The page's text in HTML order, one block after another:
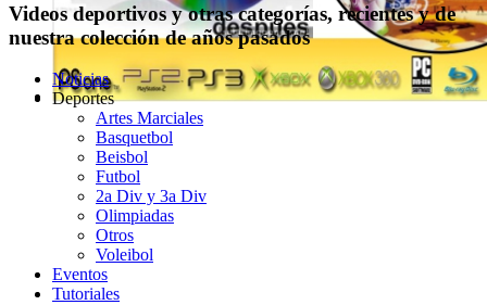
Videos deportivos y otras categorías, recientes y de
nuestra colección de años pasados
Noticias
Deportes
Artes Marciales
Basquetbol
Beisbol
Futbol
2a Div y 3a Div
Olimpiadas
Otros
Voleibol
Eventos
Tutoriales